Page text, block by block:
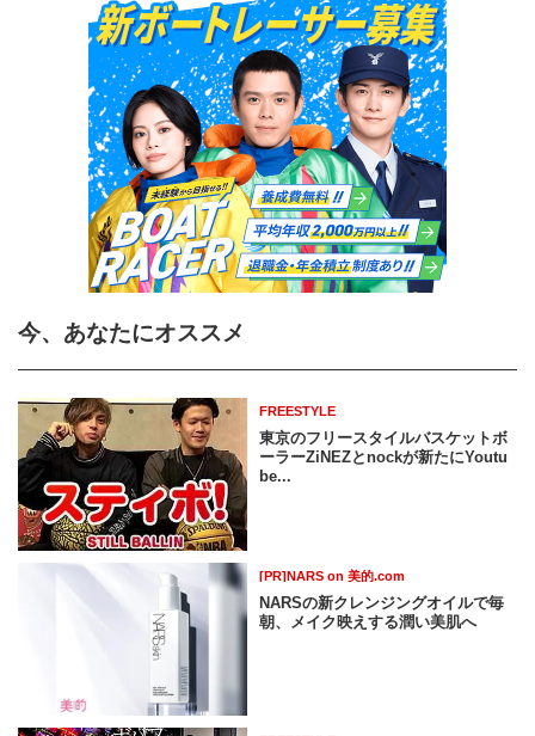
今、あなたにオススメ
FREESTYLE
東京のフリースタイルバスケットボ
ーラーZiNEZとnockが新たにYoutu
be...
[PR]NARS on 美的.com
NARSの新クレンジングオイルで毎
朝、メイク映えする潤い美肌へ